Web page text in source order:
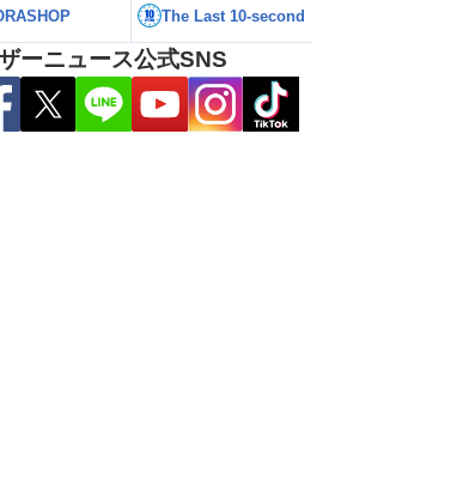
The Last 10-second
ーニュース公式SNS